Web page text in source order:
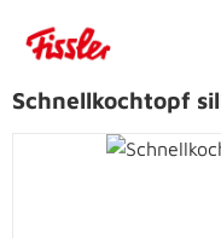
Bildergalerie
Schnellkochtopf